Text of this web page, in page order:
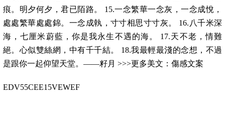
痕。明夕何夕，君已陌路。 15.一念繁華一念灰，一念成悅，
處處繁華處處錦。一念成執，寸寸相思寸寸灰。 16.八千米深
海，七厘米蔚藍，你是我永生不遇的海。 17.天不老，情難
絕。心似雙絲網，中有千千結。 18.我最輕最淺的念想，不過
是跟你一起仰望天堂。——籽月 >>>更多美文：傷感文案
EDV55CEE15VEWEF